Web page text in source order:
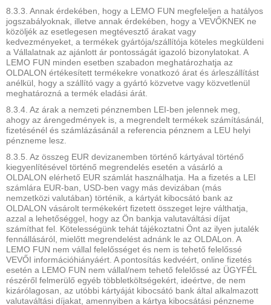
8.3.3. Annak érdekében, hogy a LEMO FUN megfeleljen a hatályos
jogszabályoknak, illetve annak érdekében, hogy a VEVŐKNEK ne
közöljék az esetlegesen megtévesztő árakat vagy
kedvezményeket, a termékek gyártója/szállítója köteles megküldeni
a Vállalatnak az ajánlott ár pontosságát igazoló bizonylatokat. A
LEMO FUN minden esetben szabadon meghatározhatja az
OLDALON értékesített termékekre vonatkozó árat és árleszállítást
anélkül, hogy a szállító vagy a gyártó közvetve vagy közvetlenül
meghatározná a termék eladási árát.
8.3.4. Az árak a nemzeti pénznemben LEI-ben jelennek meg,
ahogy az árengedmények is, a megrendelt termékek számításánál,
fizetésénél és számlázásánál a referencia pénznem a LEU helyi
pénzneme lesz.
8.3.5. Az összeg EUR devizanemben történő kártyával történő
kiegyenlítésével történő megrendelés esetén a vásárló a
OLDALON elérhető EUR számlát használhatja. Ha a fizetés a LEI
számlára EUR-ban, USD-ben vagy más devizában (más
nemzetközi valutában) történik, a kártyát kibocsátó bank az
OLDALON vásárolt termékekért fizetett összeget lejre válthatja,
azzal a lehetőséggel, hogy az Ön bankja valutaváltási díjat
számíthat fel. Kötelességünk tehát tájékoztatni Önt az ilyen jutalék
fennállásáról, mielőtt megrendelést adnánk le az OLDALon. A
LEMO FUN nem vállal felelősséget és nem is tehető felelőssé
VEVŐI információhiányáért. A pontosítás kedvéért, online fizetés
esetén a LEMO FUN nem vállal/nem tehető felelőssé az ÜGYFÉL
részéről felmerülő egyéb többletköltségekért, ideértve, de nem
kizárólagosan, az utóbbi kártyáját kibocsátó bank által alkalmazott
valutaváltási díjakat, amennyiben a kártya kibocsátási pénzneme